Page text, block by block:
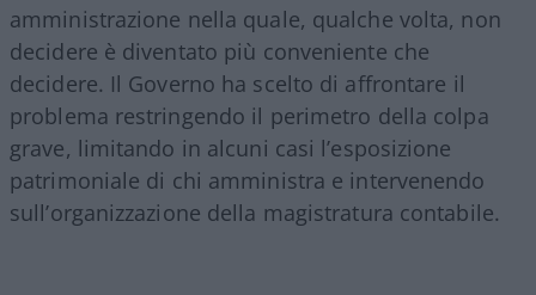
amministrazione nella quale, qualche volta, non
decidere è diventato più conveniente che
decidere. Il Governo ha scelto di affrontare il
problema restringendo il perimetro della colpa
grave, limitando in alcuni casi l’esposizione
patrimoniale di chi amministra e intervenendo
sull’organizzazione della magistratura contabile.